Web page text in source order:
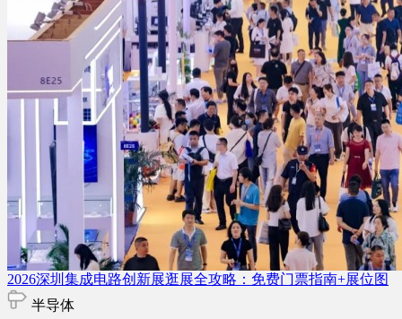
2026深圳集成电路创新展逛展全攻略：免费门票指南+展位图
半导体